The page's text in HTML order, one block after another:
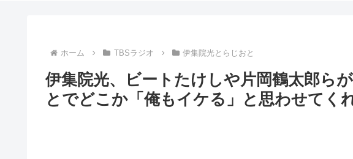
ホーム TBSラジオ 伊集院光とらじおと
伊集院光、ビートたけしや片岡鶴太郎ら
とでどこか「俺もイケる」と思わせてく